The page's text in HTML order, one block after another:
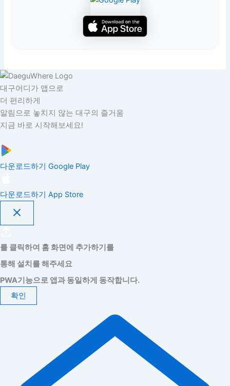
대구어디가 앱으로
더 편리하게
알림으로 놓치지 않는 대구의 즐거움
지금 바로 시작해보세요!
다운로드하기 Google Play
다운로드하기 App Store
를 클릭하여 홈 화면에 추가하기를
통해 설치를 해주세요
PWA기능으로 앱과 동일하게 동작합니다.
확인